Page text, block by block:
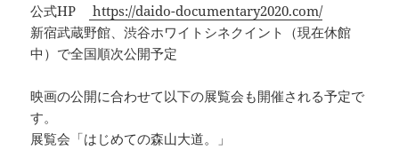
公式HP
https://daido-documentary2020.com/
新宿武蔵野館、渋谷ホワイトシネクイント（現在休館
中）で全国順次公開予定
映画の公開に合わせて以下の展覧会も開催される予定で
す。
展覧会「はじめての森山大道。」